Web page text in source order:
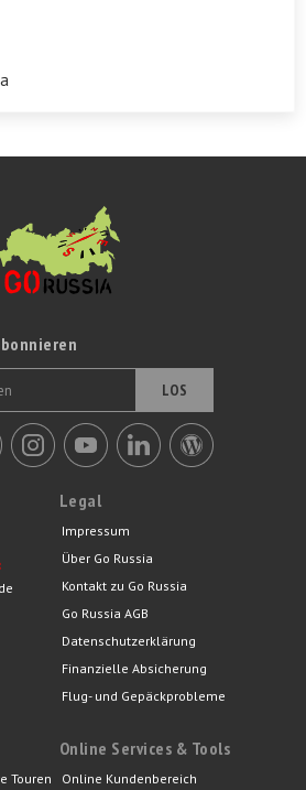
LOS
Legal
Impressum
Über Go Russia
Kontakt zu Go Russia
Go Russia AGB
Datenschutzerklärung
Finanzielle Absicherung
Flug- und Gepäckprobleme
Touren
Online Services & Tools
Online Kundenbereich